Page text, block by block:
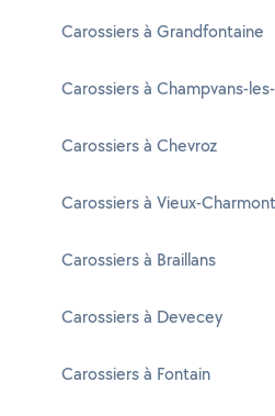
Carossiers à Grandfontaine
Carossiers à Champvans-
Carossiers à Chevroz
Carossiers à Vieux-Charmont
Carossiers à Braillans
Carossiers à Devecey
Carossiers à Fontain